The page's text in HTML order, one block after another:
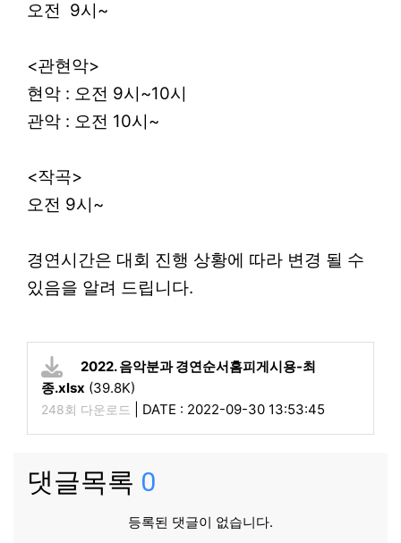
오전 9시~
<관현악>
현악 : 오전 9시~10시
관악 : 오전 10시~
<작곡>
오전 9시~
경연시간은 대회 진행 상황에 따라 변경 될 수
있음을 알려 드립니다.
2022. 음악분과 경연순서홈피게시용-최
종.xlsx (39.8K)
248회 다운로드 DATE : 2022-09-30 13:53:45
댓글목록 0
등록된 댓글이 없습니다.